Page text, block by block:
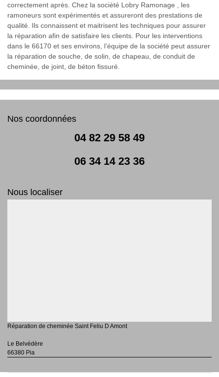
correctement après. Chez la société Lobry Ramonage , les
ramoneurs sont expérimentés et assureront des prestations de
qualité. Ils connaissent et maitrisent les techniques pour assurer
la réparation afin de satisfaire les clients. Pour les interventions
dans le 66170 et ses environs, l’équipe de la société peut assurer
la réparation de souche, de solin, de chapeau, de conduit de
cheminée, de joint, de béton fissuré.
Nos coordonnées
04 82 29 58 49
06 34 14 23 36
Nous localiser
Réparation de cheminée Saint Feliu D Amont
Le Belvédère
66380 Pia